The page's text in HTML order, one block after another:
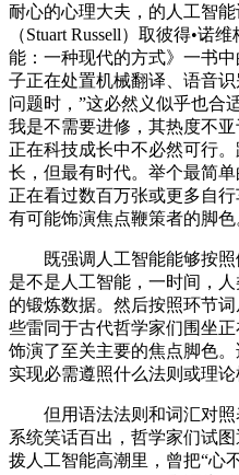
耐心的心理大夫，的人工智
（Stuart Russell）取彼得•诺
能：一种现代的方式》一书
子正在处置机械翻译、语音
问题时，”这必然义似乎也
我是不需要进修，其热度不
正在科技成长中不必然可行
长，但最有时代。举个最简
正在看过数百万张或更多自
有可能饰演焦点鞭策者的脚色
既强调人工智能能够按照
是不是人工智能，一时间，
的锻炼数据。然后按照环节
些雷同于古代哲学家们围坐
饰演了至关主要的焦点脚色
实现必需遵照什么法则或理论
但用语法法则和词汇对照
系统笑话百出，哲学家们试
拨人工智能高潮里，曾把“心